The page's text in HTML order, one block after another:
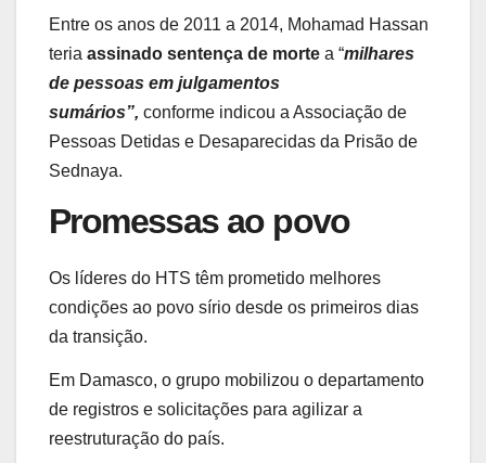
Entre os anos de 2011 a 2014, Mohamad Hassan
teria assinado sentença de morte a “milhares
de pessoas em julgamentos
sumários”, conforme indicou a Associação de
Pessoas Detidas e Desaparecidas da Prisão de
Sednaya.
Promessas ao povo
Os líderes do HTS têm prometido melhores
condições ao povo sírio desde os primeiros dias
da transição.
Em Damasco, o grupo mobilizou o departamento
de registros e solicitações para agilizar a
reestruturação do país.